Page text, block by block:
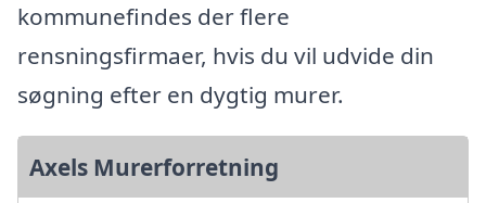
kommunefindes der flere
rensningsfirmaer, hvis du vil udvide din
søgning efter en dygtig murer.
Axels Murerforretning